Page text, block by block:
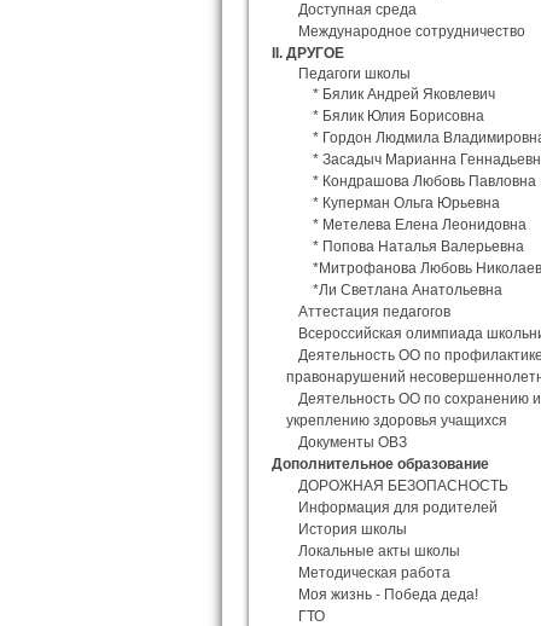
Доступная среда
Международное сотрудничество
II. ДРУГОЕ
Педагоги школы
* Бялик Андрей Яковлевич
* Бялик Юлия Борисовна
* Гордон Людмила
* Засадыч Марианна
* Кондрашова Любовь Павловна
* Куперман Ольга Юрьевна
* Метелева Елена Леонидовна
* Попова Наталья Валерьевна
*Митрофанова Любовь
*Ли Светлана Анатольевна
Аттестация педагогов
Всероссийская олимпиада
Деятельность ОО по профилактике
правонарушений
Деятельность ОО по сохранению и
укреплению здоровья учащихся
Документы ОВЗ
Дополнительное образование
ДОРОЖНАЯ БЕЗОПАСНОСТЬ
Информация для родителей
История школы
Локальные акты школы
Методическая работа
Моя жизнь - Победа деда!
ГТО